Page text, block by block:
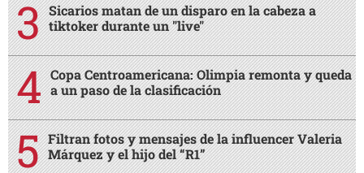
Sicarios matan de un disparo en la cabeza a
tiktoker durante un "live"
Copa Centroamericana: Olimpia remonta y queda
a un paso de la clasificación
Filtran fotos y mensajes de la influencer Valeria
Márquez y el hijo del “R1”